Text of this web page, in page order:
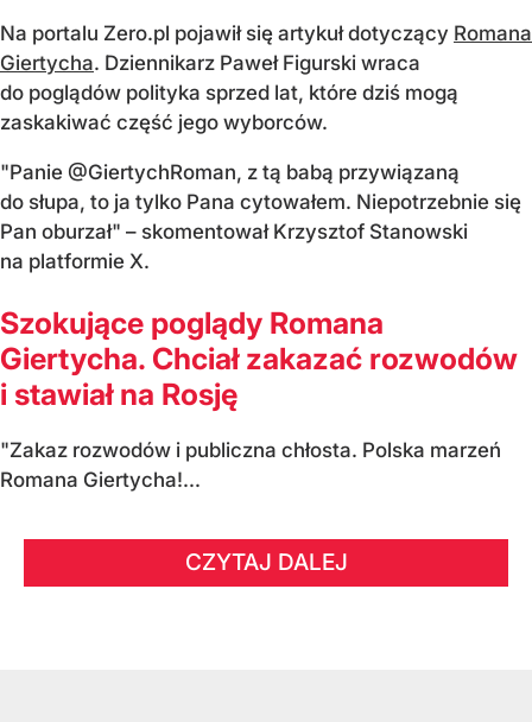
Na portalu Zero.pl pojawił się artykuł dotyczący Romana
Giertycha. Dziennikarz Paweł Figurski wraca
do poglądów polityka sprzed lat, które dziś mogą
zaskakiwać część jego wyborców.
"Panie @GiertychRoman, z tą babą przywiązaną
do słupa, to ja tylko Pana cytowałem. Niepotrzebnie się
Pan oburzał" – skomentował Krzysztof Stanowski
na platformie X.
Szokujące poglądy Romana
Giertycha. Chciał zakazać rozwodów
i stawiał na Rosję
"Zakaz rozwodów i publiczna chłosta. Polska marzeń
Romana Giertycha!...
CZYTAJ DALEJ